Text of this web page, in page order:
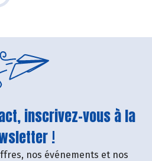
inscrivez-vous à la
!
nos événements et nos